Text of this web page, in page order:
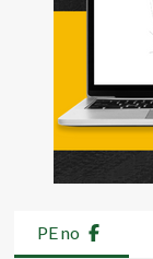
PE no